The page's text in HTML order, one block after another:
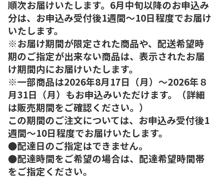
順次お届けいたします。6月中旬以降のお申込み
分は、お申込み受付後1週間～10日程度でお届け
いたします。
※お届け期間が限定された商品や、配送希望時
期のご指定が出来ない商品は、表示されたお届
け期間内にお届けいたします。
※一部商品は2026年8月17日（月）～2026年８
月31日（月）もお申込みいただけます。（詳細
は販売期間をご確認ください。）
この期間のご注文については、お申込み受付後1
週間～10日程度でお届けいたします。
●配達日のご指定はできません。
●配達時間をご希望の場合は、配達希望時間帯
をご指定ください。